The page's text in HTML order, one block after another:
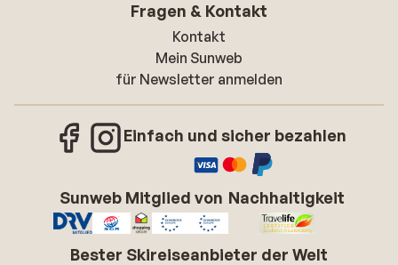
Fragen & Kontakt
Kontakt
Mein Sunweb
für Newsletter anmelden
Einfach und sicher bezahlen
Sunweb Mitglied von Nachhaltigkeit
Bester Skireiseanbieter der Welt